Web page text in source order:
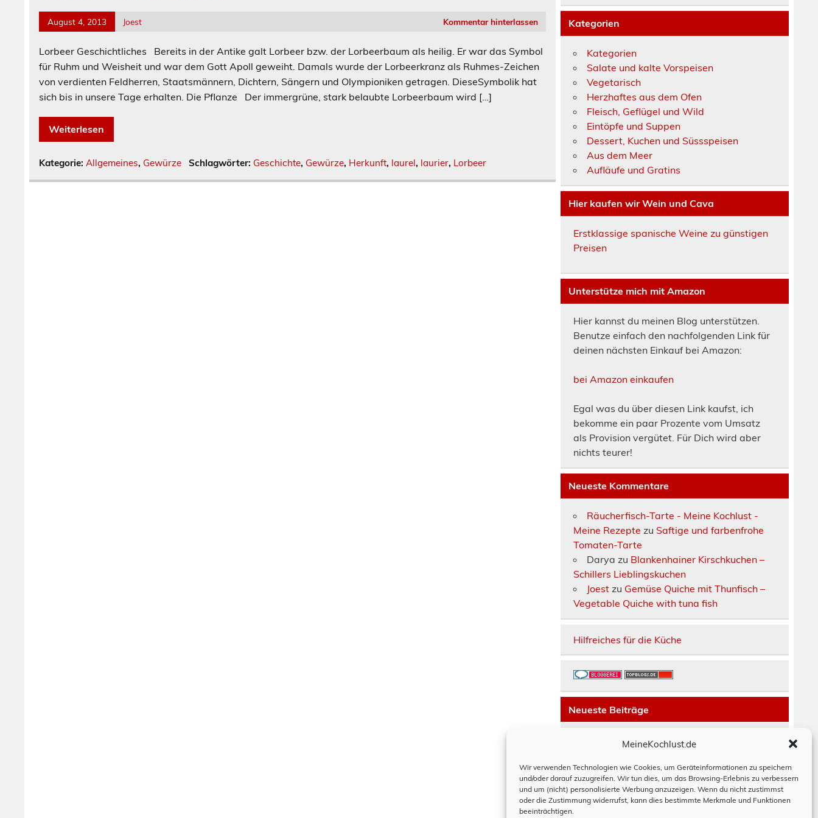
MeineKochlust.de
Wir verwenden Technologien wie Cookies, um Geräteinformationen zu speichern
und/oder darauf zuzugreifen. Wir tun dies, um das Browsing-Erlebnis zu verbessern
und um (nicht) personalisierte Werbung anzuzeigen. Wenn du nicht zustimmst
oder die Zustimmung widerrufst, kann dies bestimmte Merkmale und Funktionen
beeinträchtigen.
August 4, 2013 Joest Kommentar hinterlassen
Lorbeer Geschichtliches Bereits in der Antike galt Lorbeer bzw. der Lorbeerbaum als heilig. Er war das Symbol
für Ruhm und Weisheit und war dem Gott Apoll geweiht. Damals wurde der Lorbeerkranz als Ruhmes-Zeichen
von verdienten Feldherren, Staatsmännern, Dichtern, Sängern und Olympioniken getragen. DieseSymbolik hat
sich bis in unsere Tage erhalten. Die Pflanze Der immergrüne, stark belaubte Lorbeerbaum wird […]
Weiterlesen
Kategorie:Allgemeines, Gewürze Schlagwörter: Geschichte, Gewürze, Herkunft, laurel, laurier, Lorbeer
Kategorien
Kategorien
Salate und kalte Vorspeisen
Vegetarisch
Herzhaftes aus dem Ofen
Fleisch, Geflügel und Wild
Eintöpfe und Suppen
Dessert, Kuchen und Süssspeisen
Aus dem Meer
Aufläufe und Gratins
Hier kaufen wir Wein und Cava
Erstklassige spanische Weine zu günstigen
Preisen
Unterstütze mich mit Amazon
Hier kannst du meinen Blog unterstützen.
Benutze einfach den nachfolgenden Link für
deinen nächsten Einkauf bei Amazon:
bei Amazon einkaufen
Egal was du über diesen Link kaufst, ich
bekomme ein paar Prozente vom Umsatz
als Provision vergütet. Für Dich wird aber
nichts teurer!
Neueste Kommentare
Räucherfisch-Tarte - Meine Kochlust -
Meine Rezepte zu Saftige und farbenfrohe
Tomaten-Tarte
Darya zu Blankenhainer Kirschkuchen –
Schillers Lieblingskuchen
Joest zu Gemüse Quiche mit Thunfisch –
Vegetable Quiche with tuna fish
Hilfreiches für die Küche
Neueste Beiträge
Räucherfisch-Tarte
Paella mit Chorizo, Hackbällchen und
Bohnen
Moussaka